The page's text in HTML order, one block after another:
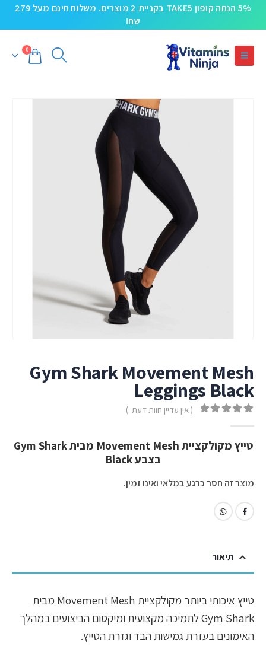
5% הנחה קופון TAKE5 בקניית 2 מוצרים. משלוח חינם מעל 279
שח!
0
Gym Shark Movement Mesh
Leggings Black
( אין עדיין חוות דעת. )
טייץ מקולקציית Movement Mesh מבית Gym Shark
בצבע Black
מוצר זה חסר כרגע במלאי ואינו זמין.
תיאור
טייץ איכותי ביותר מקולקציית Movement Mesh מבית
Gym Shark לתמיכה מקצועית ומיקסום הביצועים במהלך
האימונים בעזרת גמישות הבד וגזרת הטייץ.